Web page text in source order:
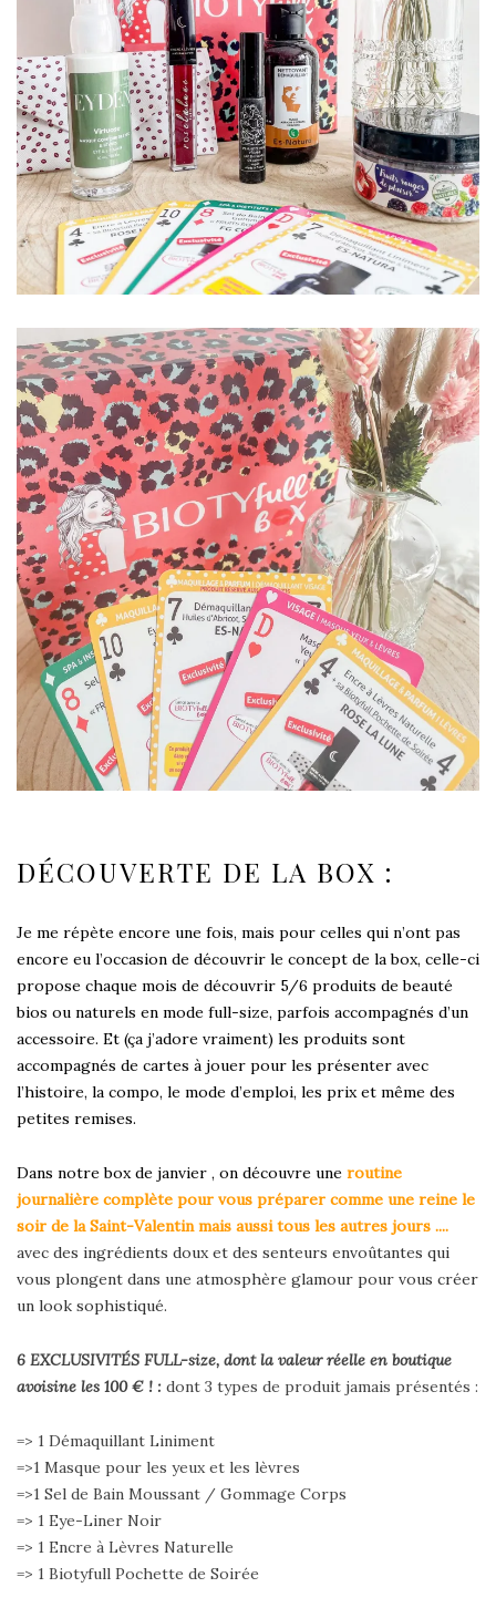
DÉCOUVERTE DE LA BOX :
Je me répète encore une fois, mais pour celles qui n’ont pas
encore eu l’occasion de découvrir le concept de la box, celle-ci
propose chaque mois de découvrir 5/6 produits de beauté
bios ou naturels en mode full-size, parfois accompagnés d’un
accessoire. Et (ça j’adore vraiment) les produits sont
accompagnés de cartes à jouer pour les présenter avec
l’histoire, la compo, le mode d’emploi, les prix et même des
petites remises.
Dans notre box de janvier , on découvre une routine
journalière complète pour vous préparer comme une reine le
soir de la Saint-Valentin mais aussi tous les autres jours ....
avec des ingrédients doux et des senteurs envoûtantes qui
vous plongent dans une atmosphère glamour pour vous créer
un look sophistiqué.
6 EXCLUSIVITÉS FULL-size, dont la valeur réelle en boutique
avoisine les 100 € ! : dont 3 types de produit jamais présentés :
=> 1 Démaquillant Liniment
=>1 Masque pour les yeux et les lèvres
=>1 Sel de Bain Moussant / Gommage Corps
=> 1 Eye-Liner Noir
=> 1 Encre à Lèvres Naturelle
=> 1 Biotyfull Pochette de Soirée